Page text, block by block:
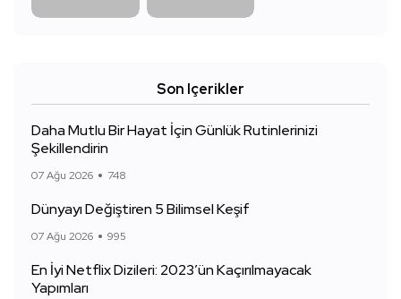
Son Içerikler
Daha Mutlu Bir Hayat İçin Günlük Rutinlerinizi
Şekillendirin
07 Ağu 2026 748
Dünyayı Değiştiren 5 Bilimsel Keşif
07 Ağu 2026 995
En İyi Netflix Dizileri: 2023’ün Kaçırılmayacak
Yapımları